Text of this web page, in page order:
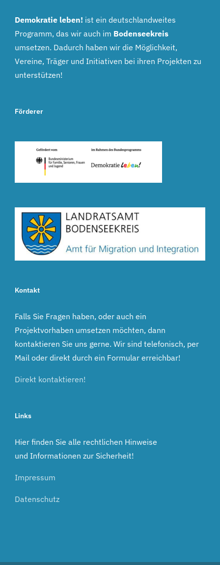
Demokratie leben! ist ein deutschlandweites
Programm, das wir auch im Bodenseekreis
umsetzen. Dadurch haben wir die Möglichkeit,
Vereine, Träger und Initiativen bei ihren Projekten zu
unterstützen!
Förderer
Kontakt
Falls Sie Fragen haben, oder auch ein
Projektvorhaben umsetzen möchten, dann
kontaktieren Sie uns gerne. Wir sind telefonisch, per
Mail oder direkt durch ein Formular erreichbar!
Direkt kontaktieren!
Links
Hier finden Sie alle rechtlichen Hinweise
und Informationen zur Sicherheit!
Impressum
Datenschutz